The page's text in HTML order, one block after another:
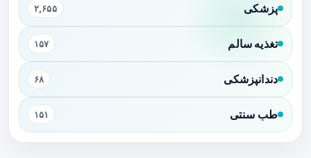
پزشکی ۲,۶۵۵
تغذیه سالم ۱۵۷
دندانپزشکی ۶۸
طب سنتی ۱۵۱